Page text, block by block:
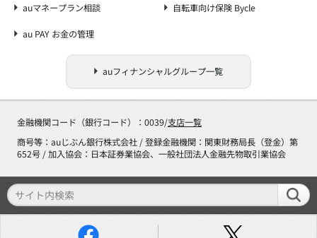
auマネープラン相談 自転車向け保険 Bycle
au PAY お金の管理
auフィナンシャルグループ一覧
金融機関コード（銀行コード）：0039/支店一覧
商号等：auじぶん銀行株式会社 / 登録金融機関：関東財務局長（登金）第
652号 / 加入協会：日本証券業協会、一般社団法人金融先物取引業協会